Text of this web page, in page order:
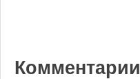
Комментарии